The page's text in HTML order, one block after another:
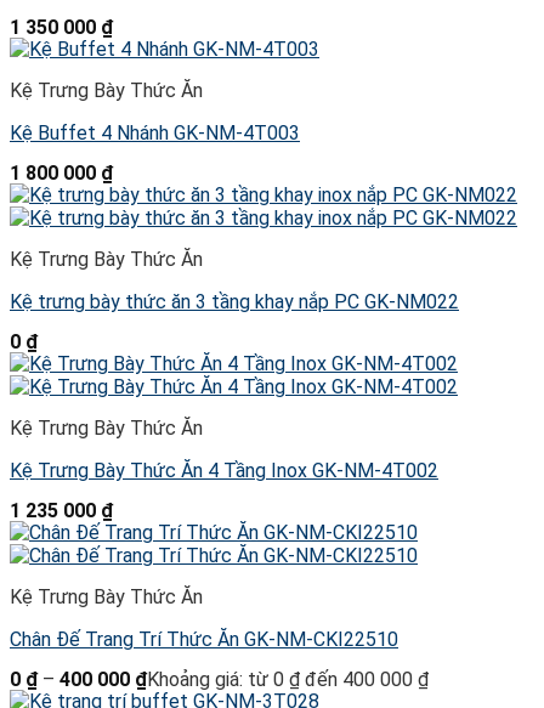
1 350 000 ₫
Kệ Trưng Bày Thức Ăn
Kệ Buffet 4 Nhánh GK-NM-4T003
1 800 000 ₫
Kệ Trưng Bày Thức Ăn
Kệ trưng bày thức ăn 3 tầng khay nắp PC GK-NM022
0 ₫
Kệ Trưng Bày Thức Ăn
Kệ Trưng Bày Thức Ăn 4 Tầng Inox GK-NM-4T002
1 235 000 ₫
Kệ Trưng Bày Thức Ăn
Chân Đế Trang Trí Thức Ăn GK-NM-CKI22510
0 ₫ – 400 000 ₫Khoảng giá: từ 0 ₫ đến 400 000 ₫